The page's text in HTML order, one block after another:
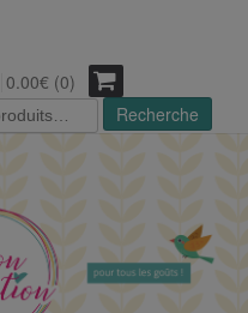
0.00€ (0)
Recherche